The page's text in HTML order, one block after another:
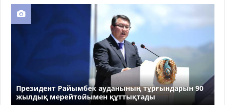
Президент Райымбек ауданының тұрғындарын 90
жылдық мерейтойымен құттықтады